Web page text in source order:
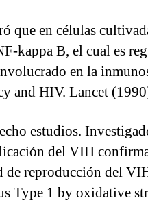
que en células
kappa B, el cual es
en la
and HIV. Lancet
estudios.
del VIH
reproducción del
Type 1 by oxidative